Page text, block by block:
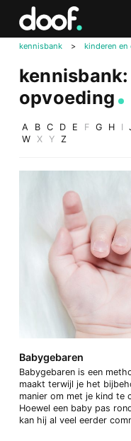
kennisbank > kinderen en
kennisbank:
opvoeding
A B C D E F G H I
W
X Y Z
Babygebaren
Babygebaren is een
maakt terwijl je het
manier om met je kind te
Hoewel een baby pas
kan hij al veel eerder
Doof.nl